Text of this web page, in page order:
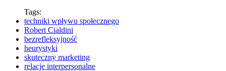
Tags:
techniki wpływu społecznego
Robert Cialdini
bezrefleksyjność
heurystyki
skuteczny marketing
relacje interpersonalne